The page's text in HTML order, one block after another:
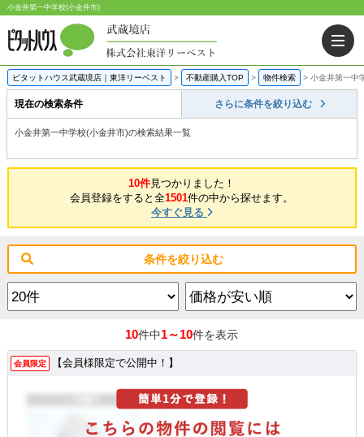
小金井第一中学校(小金井市)
ピタットハウス武蔵境店｜東洋リーベスト > 不動産購入TOP > 物件検索 > 小金井第一中
現在の検索条件 さらに条件を絞り込む
小金井第一中学校(小金井市)の検索結果一覧
10件見つかりました！
会員登録をすると全1501件の中から探せます。
今すぐ見る
条件を絞り込む
10件中1～10件を表示
会員限定 【会員様限定で公開中！】